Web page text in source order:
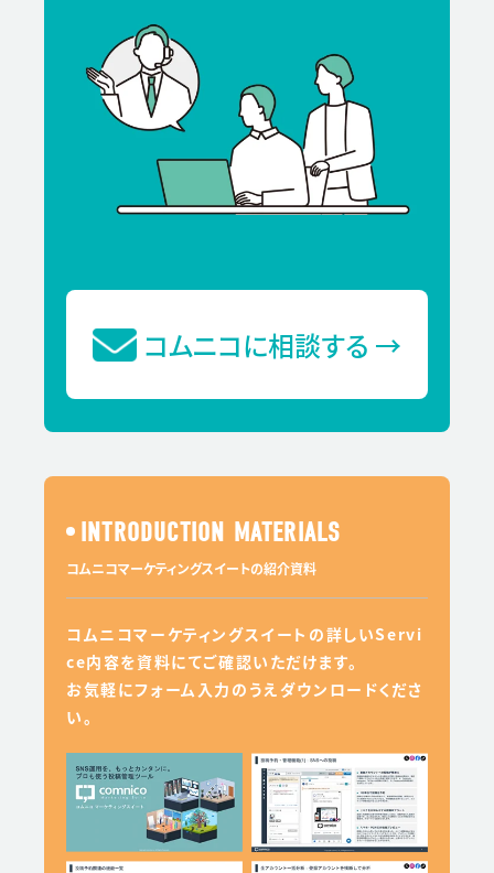
コムニコに相談する →
INTRODUCTION MATERIALS
コムニコマーケティングスイートの紹介資料
コムニコマーケティングスイートの詳しいServi
ce内容を資料にてご確認いただけます。
お気軽にフォーム入力のうえダウンロードくださ
い。